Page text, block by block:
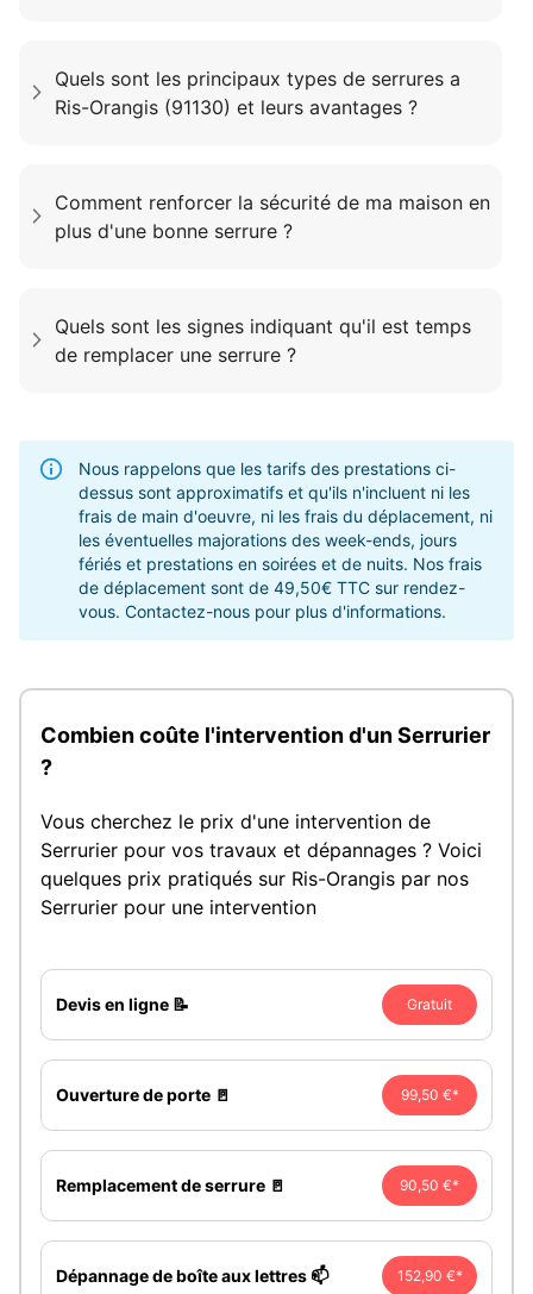
Quels sont les principaux types de serrures a
Ris-Orangis (91130) et leurs avantages ?
Comment renforcer la sécurité de ma maison en
plus d'une bonne serrure ?
Quels sont les signes indiquant qu'il est temps
de remplacer une serrure ?
Nous rappelons que les tarifs des prestations ci-
dessus sont approximatifs et qu'ils n'incluent ni les
frais de main d'oeuvre, ni les frais du déplacement, ni
les éventuelles majorations des week-ends, jours
fériés et prestations en soirées et de nuits. Nos frais
de déplacement sont de 49,50€ TTC sur rendez-
vous. Contactez-nous pour plus d'informations.
Combien coûte l'intervention d'un Serrurier
?
Vous cherchez le prix d'une intervention de
Serrurier pour vos travaux et dépannages ? Voici
quelques prix pratiqués sur Ris-Orangis par nos
Serrurier pour une intervention
Devis en ligne 📝 Gratuit
Ouverture de porte 🚪 99,50 €*
Remplacement de serrure 🚪 90,50 €*
Dépannage de boîte aux lettres 📫 152,90 €*